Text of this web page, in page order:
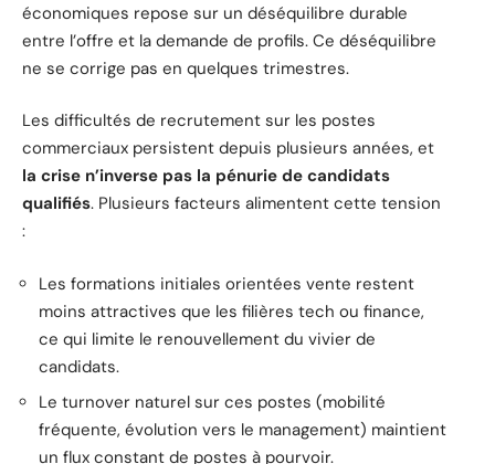
économiques repose sur un déséquilibre durable
entre l’offre et la demande de profils. Ce déséquilibre
ne se corrige pas en quelques trimestres.
Les difficultés de recrutement sur les postes
commerciaux persistent depuis plusieurs années, et
la crise n’inverse pas la pénurie de candidats
qualifiés. Plusieurs facteurs alimentent cette tension
:
Les formations initiales orientées vente restent
moins attractives que les filières tech ou finance,
ce qui limite le renouvellement du vivier de
candidats.
Le turnover naturel sur ces postes (mobilité
fréquente, évolution vers le management) maintient
un flux constant de postes à pourvoir.